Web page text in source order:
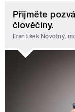
Přijměte
člověčiny.
František Novotný,